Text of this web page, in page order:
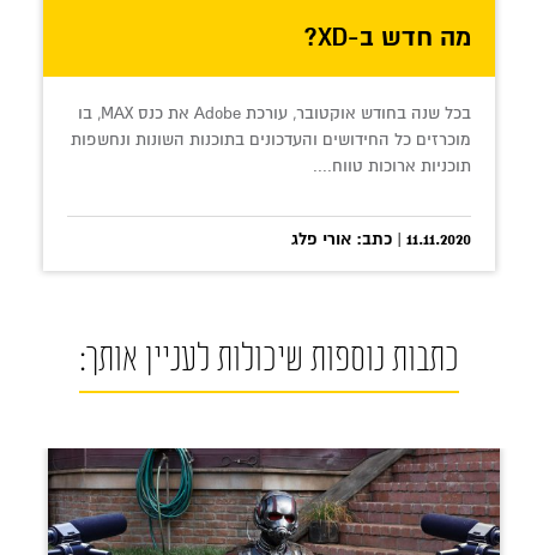
מה חדש ב-XD?
בכל שנה בחודש אוקטובר, עורכת Adobe את כנס MAX, בו
מוכרזים כל החידושים והעדכונים בתוכנות השונות ונחשפות
תוכניות ארוכות טווח....
11.11.2020 | כתב: אורי פלג
כתבות נוספות שיכולות לעניין אותך: